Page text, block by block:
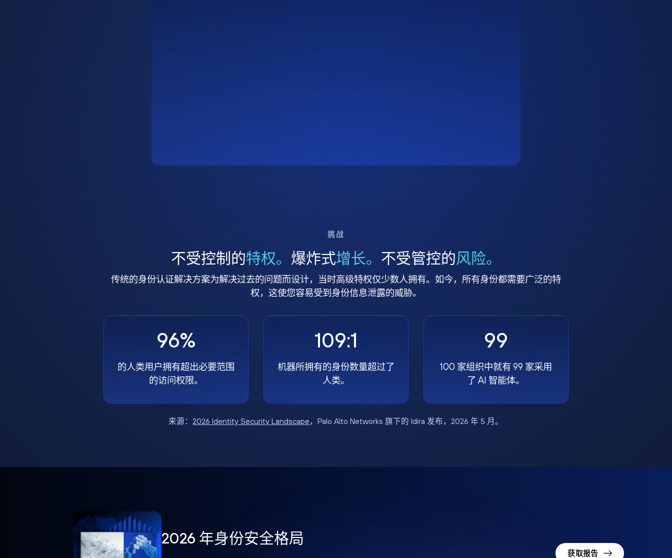
挑战
不受控制的特权。 爆炸式增长。 不受管控的风险。
传统的身份认证解决方案为解决过去的问题而设计，当时高级特权仅少数人拥有。如今，所有身份都需要广泛的特
权，这使您容易受到身份信息泄露的威胁。
96%
的人类用户拥有超出必要范围
的访问权限。
109:1
机器所拥有的身份数量超过了
人类。
99
100 家组织中就有 99 家采用
了 AI 智能体。
来源： 2026 Identity Security Landscape，Palo Alto Networks 旗下的 Idira 发布，2026 年 5 月。
2026 年身份安全格局
获取报告